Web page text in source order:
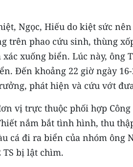
Ngọc, Hiếu do kiệt sức
trên phao cứu sinh, thùng
xuống biển. Lúc này, ông
Đến khoảng 22 giờ ngày 16-
phát hiện và cứu vớt
vị trực thuộc phối hợp
nắm bắt tình hình, thu
cá đi ra biển của nhóm ông
TS bị lật chìm.